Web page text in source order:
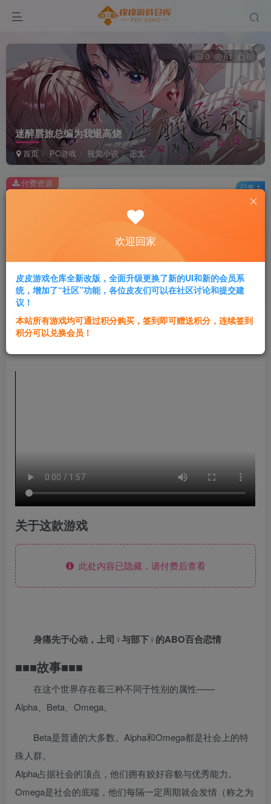
迷醉唇旅总编为我退高烧
首页 PC游戏 视觉小说 正文
0 61 6
此内容为付费资源，请付费后查看
2积分
黄金会员免费 超级会员免费
登录购买
付费资源 已售 1
群主1号
关于这款游戏
此处内容已隐藏，请付费后查看
身痛先于心动，上司♀与部下♀的ABO百合恋情
■■■故事■■■
在这个世界存在着三种不同于性别的属性——
Alpha、Beta、Omega。
Beta是普通的大多数。Alpha和Omega都是社会上的特
殊人群。
Alpha占据社会的顶点，他们拥有姣好容貌与优秀能力。
Omega是社会的底端，他们每隔一定周期就会发情（称之为
欢迎回家
皮皮游戏仓库全新改版，全面升级更换了新的UI和新的会员系
统，增加了“社区”功能，各位皮友们可以在社区讨论和提交建
议！
本站所有游戏均可通过积分购买，签到即可赠送积分，连续签到
积分可以兑换会员！